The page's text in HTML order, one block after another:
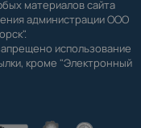
материалов сайта
администрации ООО
использование
кроме "Электронный